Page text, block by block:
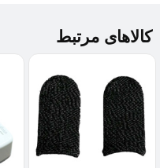
کالاهای مرتبط